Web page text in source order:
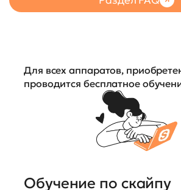
Для всех аппаратов,
проводится бесплатное
Обучение по скайпу